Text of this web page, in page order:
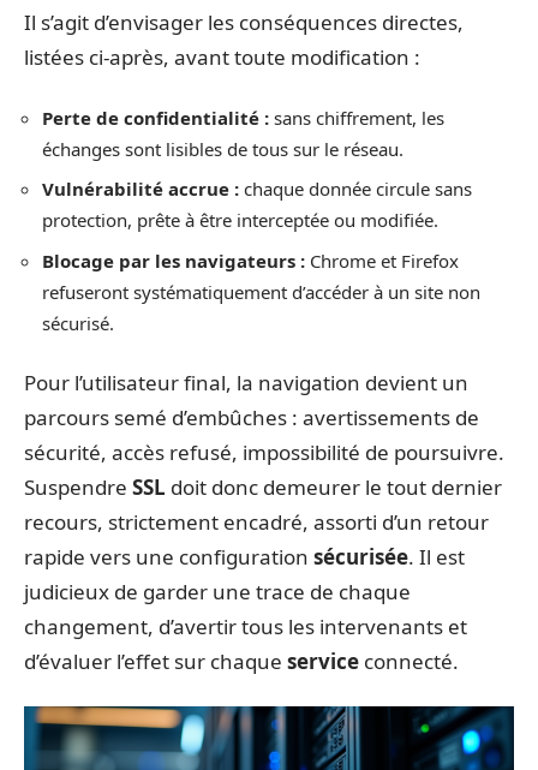
Il s’agit d’envisager les conséquences directes,
listées ci-après, avant toute modification :
Perte de confidentialité : sans chiffrement, les
échanges sont lisibles de tous sur le réseau.
Vulnérabilité accrue : chaque donnée circule sans
protection, prête à être interceptée ou modifiée.
Blocage par les navigateurs : Chrome et Firefox
refuseront systématiquement d’accéder à un site non
sécurisé.
Pour l’utilisateur final, la navigation devient un
parcours semé d’embûches : avertissements de
sécurité, accès refusé, impossibilité de poursuivre.
Suspendre SSL doit donc demeurer le tout dernier
recours, strictement encadré, assorti d’un retour
rapide vers une configuration sécurisée. Il est
judicieux de garder une trace de chaque
changement, d’avertir tous les intervenants et
d’évaluer l’effet sur chaque service connecté.